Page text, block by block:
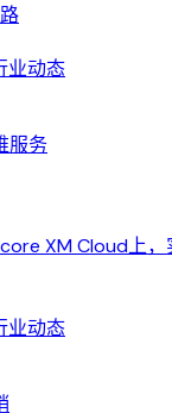
业动态
XM Cloud上
业动态